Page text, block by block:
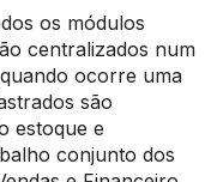
os módulos
centralizados num
ocorre uma
são
estoque e
conjunto dos